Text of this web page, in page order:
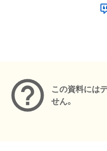
この資料には
せん。